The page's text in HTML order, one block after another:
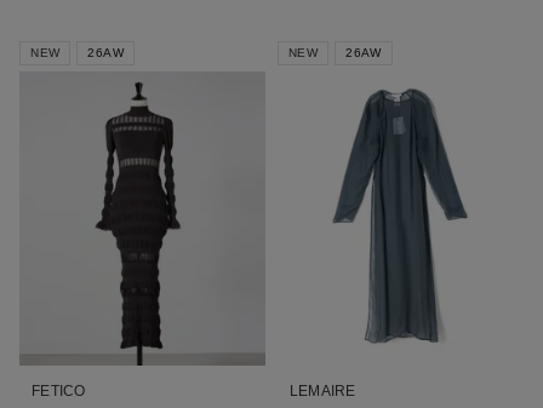
NEW 26AW
FETICO
NEW 26AW
LEMAIRE